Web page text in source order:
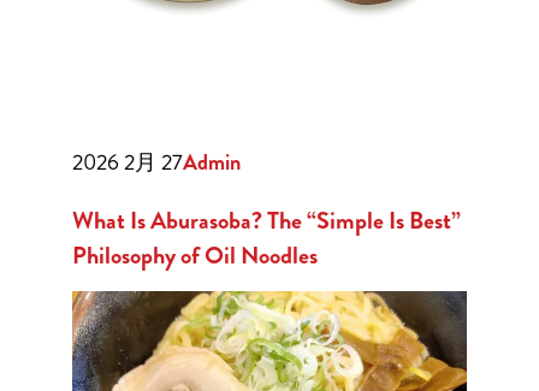
2026 2月 27Admin
What Is Aburasoba? The “Simple Is Best”
Philosophy of Oil Noodles